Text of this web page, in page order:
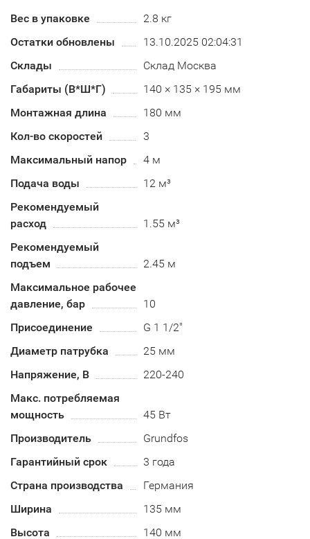
Вес в упаковке
2.8 кг
Остатки обновлены
13.10.2025 02:04:31
Склады
Склад Москва
Габариты (В*Ш*Г)
140 × 135 × 195 мм
Монтажная длина
180 мм
Кол-во скоростей
3
Максимальный напор
4 м
Подача воды
12 м³
Рекомендуемый
расход
1.55 м³
Рекомендуемый
подъем
2.45 м
Максимальное рабочее
давление, бар
10
Присоединение
G 1 1/2"
Диаметр патрубка
25 мм
Напряжение, В
220-240
Макс. потребляемая
мощность
45 Вт
Производитель
Grundfos
Гарантийный срок
3 года
Страна производства
Германия
Ширина
135 мм
Высота
140 мм